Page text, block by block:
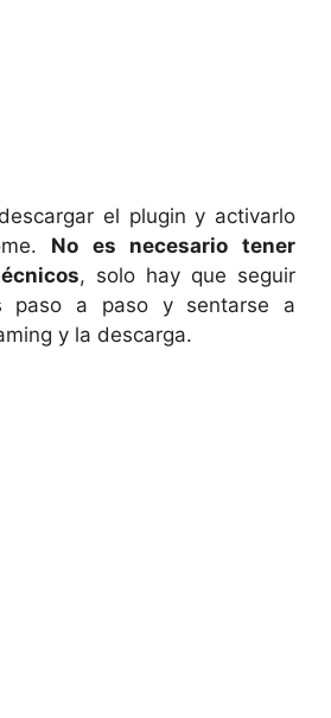
el plugin y activarlo
No es necesario tener
, solo hay que seguir
paso a paso y sentarse a
y la descarga.